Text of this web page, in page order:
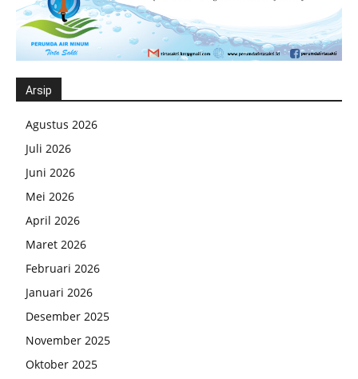
Arsip
Agustus 2026
Juli 2026
Juni 2026
Mei 2026
April 2026
Maret 2026
Februari 2026
Januari 2026
Desember 2025
November 2025
Oktober 2025